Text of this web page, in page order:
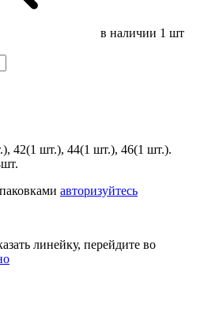
в наличии 1 шт
42(1 шт.), 44(1 шт.), 46(1 шт.).
авторизуйтесь
линейку, перейдите во